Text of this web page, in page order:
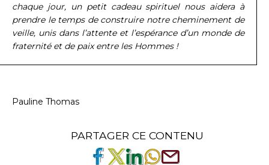
chaque jour, un petit cadeau spirituel nous aidera à
prendre le temps de construire notre cheminement de
veille, unis dans l’attente et l’espérance d’un monde de
fraternité et de paix entre les Hommes !
Pauline Thomas
PARTAGER CE CONTENU